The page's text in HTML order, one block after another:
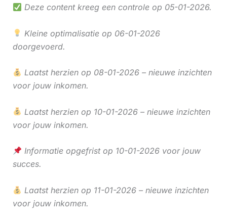
Deze content kreeg een controle op 05-01-2026.
Kleine optimalisatie op 06-01-2026
doorgevoerd.
Laatst herzien op 08-01-2026 – nieuwe inzichten
voor jouw inkomen.
Laatst herzien op 10-01-2026 – nieuwe inzichten
voor jouw inkomen.
Informatie opgefrist op 10-01-2026 voor jouw
succes.
Laatst herzien op 11-01-2026 – nieuwe inzichten
voor jouw inkomen.